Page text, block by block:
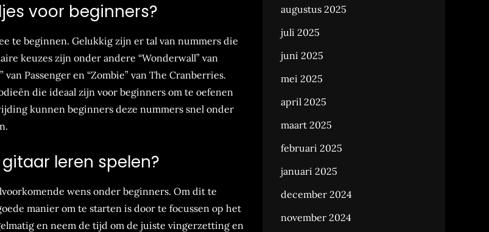
voor beginners?
te beginnen. Gelukkig zijn er tal van nummers die
keuzes zijn onder andere “Wonderwall” van
van Passenger en “Zombie” van The Cranberries.
die ideaal zijn voor beginners om te oefenen
kunnen beginners deze nummers snel onder
leren spelen?
wens onder beginners. Om dit te
manier om te starten is door te focussen op het
en neem de tijd om de juiste vingerzetting en
augustus 2025
juli 2025
juni 2025
mei 2025
april 2025
maart 2025
februari 2025
januari 2025
december 2024
november 2024